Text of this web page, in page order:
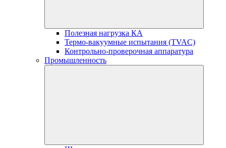
Полезная нагрузка КА
Термо-вакуумные испытания (TVAC)
Контрольно-проверочная аппаратура
Промышленность